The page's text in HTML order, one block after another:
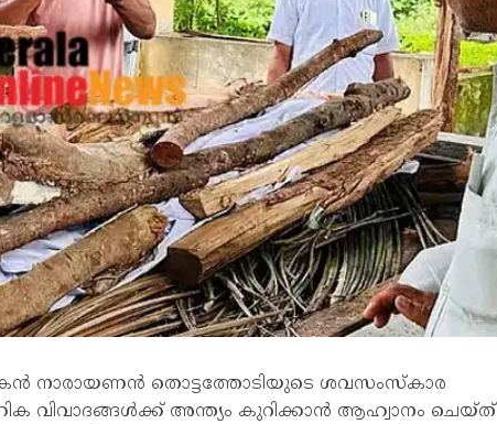
തൊട്ടത്തോടിയുടെ ശവസംസ്‌കാര
വിവാദങ്ങൾക്ക് അന്ത്യം കുറിക്കാൻ ആഹ്വാനം ചെയ്ത്